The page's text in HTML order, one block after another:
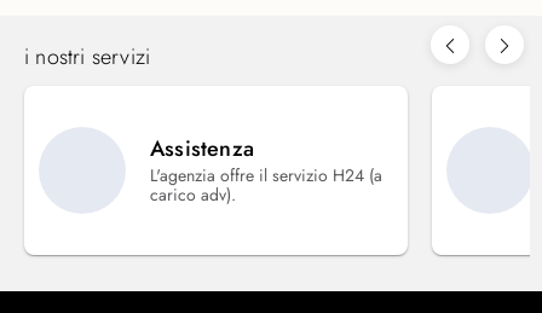
i nostri servizi
Assistenza
L'agenzia offre il servizio H24 (a
carico adv).